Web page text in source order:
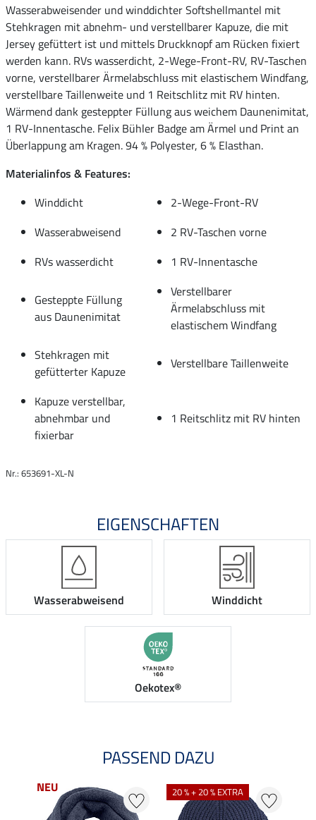
Wasserabweisender und winddichter Softshellmantel mit
Stehkragen mit abnehm- und verstellbarer Kapuze, die mit
Jersey gefüttert ist und mittels Druckknopf am Rücken fixiert
werden kann. RVs wasserdicht, 2-Wege-Front-RV, RV-Taschen
vorne, verstellbarer Ärmelabschluss mit elastischem Windfang,
verstellbare Taillenweite und 1 Reitschlitz mit RV hinten.
Wärmend dank gesteppter Füllung aus weichem Daunenimitat,
1 RV-Innentasche. Felix Bühler Badge am Ärmel und Print an
Überlappung am Kragen. 94 % Polyester, 6 % Elasthan.
Materialinfos & Features:
Winddicht
2-Wege-Front-RV
Wasserabweisend
2 RV-Taschen vorne
RVs wasserdicht
1 RV-Innentasche
Gesteppte Füllung
aus Daunenimitat
Verstellbarer
Ärmelabschluss mit
elastischem Windfang
Stehkragen mit
gefütterter Kapuze
Verstellbare Taillenweite
Kapuze verstellbar,
abnehmbar und
fixierbar
1 Reitschlitz mit RV hinten
Nr.: 653691-XL-N
EIGENSCHAFTEN
Wasserabweisend Winddicht
Oekotex®
PASSEND DAZU
NEU 20 % + 20 % EXTRA